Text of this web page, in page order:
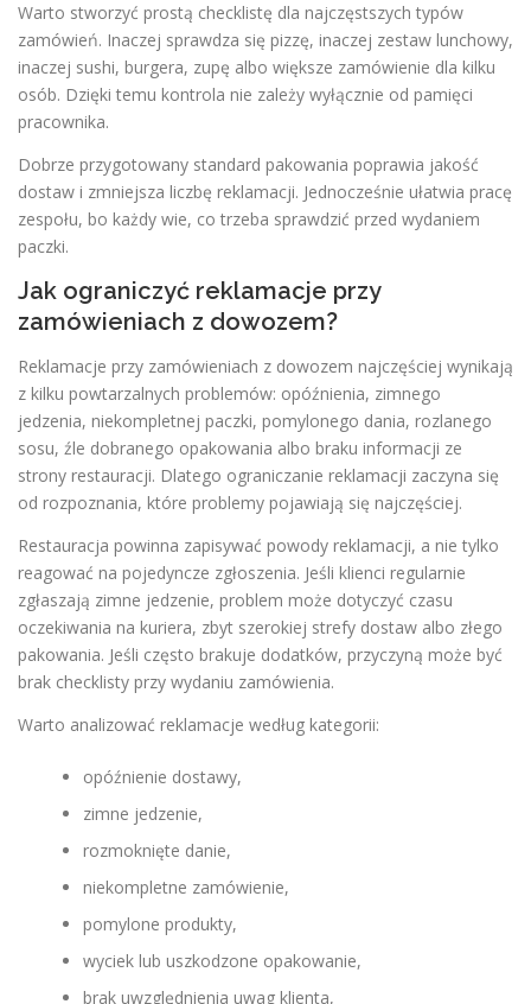
Warto stworzyć prostą checklistę dla najczęstszych typów
zamówień. Inaczej sprawdza się pizzę, inaczej zestaw lunchowy,
inaczej sushi, burgera, zupę albo większe zamówienie dla kilku
osób. Dzięki temu kontrola nie zależy wyłącznie od pamięci
pracownika.
Dobrze przygotowany standard pakowania poprawia jakość
dostaw i zmniejsza liczbę reklamacji. Jednocześnie ułatwia pracę
zespołu, bo każdy wie, co trzeba sprawdzić przed wydaniem
paczki.
Jak ograniczyć reklamacje przy
zamówieniach z dowozem?
Reklamacje przy zamówieniach z dowozem najczęściej wynikają
z kilku powtarzalnych problemów: opóźnienia, zimnego
jedzenia, niekompletnej paczki, pomylonego dania, rozlanego
sosu, źle dobranego opakowania albo braku informacji ze
strony restauracji. Dlatego ograniczanie reklamacji zaczyna się
od rozpoznania, które problemy pojawiają się najczęściej.
Restauracja powinna zapisywać powody reklamacji, a nie tylko
reagować na pojedyncze zgłoszenia. Jeśli klienci regularnie
zgłaszają zimne jedzenie, problem może dotyczyć czasu
oczekiwania na kuriera, zbyt szerokiej strefy dostaw albo złego
pakowania. Jeśli często brakuje dodatków, przyczyną może być
brak checklisty przy wydaniu zamówienia.
Warto analizować reklamacje według kategorii:
opóźnienie dostawy,
zimne jedzenie,
rozmoknięte danie,
niekompletne zamówienie,
pomylone produkty,
wyciek lub uszkodzone opakowanie,
brak uwzględnienia uwag klienta,